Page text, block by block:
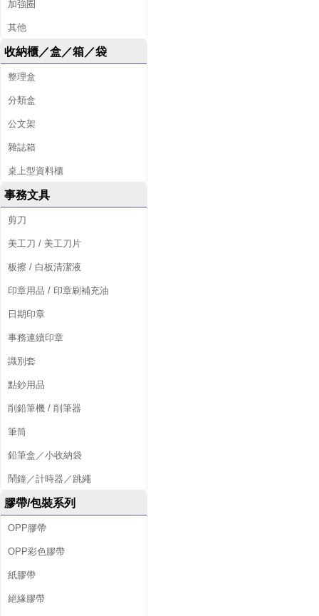
加強圈
其他
收納櫃／盒／箱／袋
整理盒
分類盒
公文架
雜誌箱
桌上型資料櫃
事務文具
剪刀
美工刀 / 美工刀片
板擦 / 白板清潔液
印章用品 / 印章刷補充油
日期印章
事務連續印章
識別套
點鈔用品
削鉛筆機 / 削筆器
筆筒
鉛筆盒／小收納袋
鬧鐘／計時器／跳繩
膠帶/包裝系列
OPP膠帶
OPP彩色膠帶
紙膠帶
絕緣膠帶